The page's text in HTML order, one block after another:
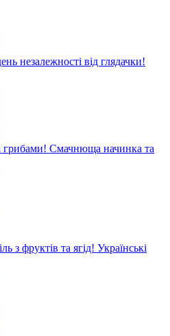
незалежності від глядачки!
грибами! Смачнюща начинка та
з фруктів та ягід! Українські